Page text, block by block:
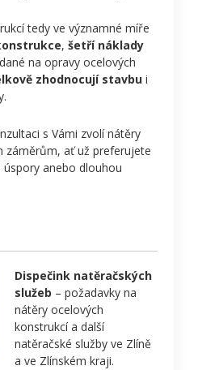
tedy ve významné míře
, šetří náklady
na opravy ocelových
zhodnocují stavbu i
s Vámi zvolí nátěry
záměrům, ať už preferujete
anebo dlouhou
Dispečink natěračských
služeb – požadavky na
nátěry ocelových
konstrukcí a další
natěračské služby ve Zlíně
a ve Zlínském kraji.